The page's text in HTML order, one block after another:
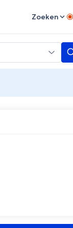
Zoeken